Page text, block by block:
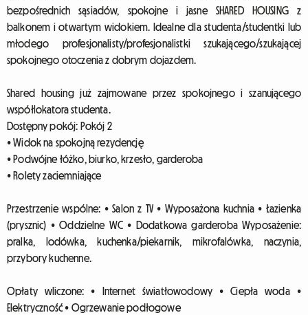
bezpośrednich sąsiadów, spokojne i jasne SHARED HOUSING z
balkonem i otwartym widokiem. Idealne dla studenta/studentki lub
młodego profesjonalisty/profesjonalistki szukającego/szukającej
spokojnego otoczenia z dobrym dojazdem.
Shared housing już zajmowane przez spokojnego i szanującego
współlokatora studenta.
Dostępny pokój: Pokój 2
• Widok na spokojną rezydencję
• Podwójne łóżko, biurko, krzesło, garderoba
• Rolety zaciemniające
Przestrzenie wspólne: • Salon z TV • Wyposażona kuchnia • Łazienka
(prysznic) • Oddzielne WC • Dodatkowa garderoba Wyposażenie:
pralka, lodówka, kuchenka/piekarnik, mikrofalówka, naczynia,
przybory kuchenne.
Opłaty wliczone: • Internet światłowodowy • Ciepła woda •
Elektryczność • Ogrzewanie podłogowe